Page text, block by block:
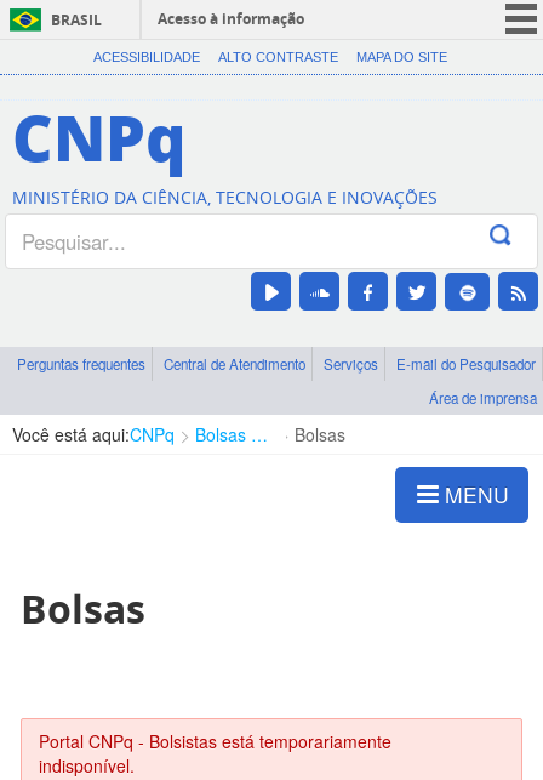
BRASIL
Acesso à informação
CORONAVÍRUS (COVID-19)
Canais
ACESSIBILIDADE ALTO CONTRASTE MAPA DO SITE
CNPq
MINISTÉRIO DA CIÊNCIA, TECNOLOGIA E INOVAÇÕES
Perguntas frequentes Central de Atendimento Serviços
E-mail do Pesquisador
Área de imprensa
Você está aqui:CNPq Bolsas e Auxílios Vigentes Bolsas
MENU
Bolsas
Portal CNPq - Bolsistas está temporariamente
indisponível.